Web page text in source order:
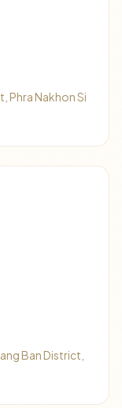
Phra Nakhon Si
Ban District,